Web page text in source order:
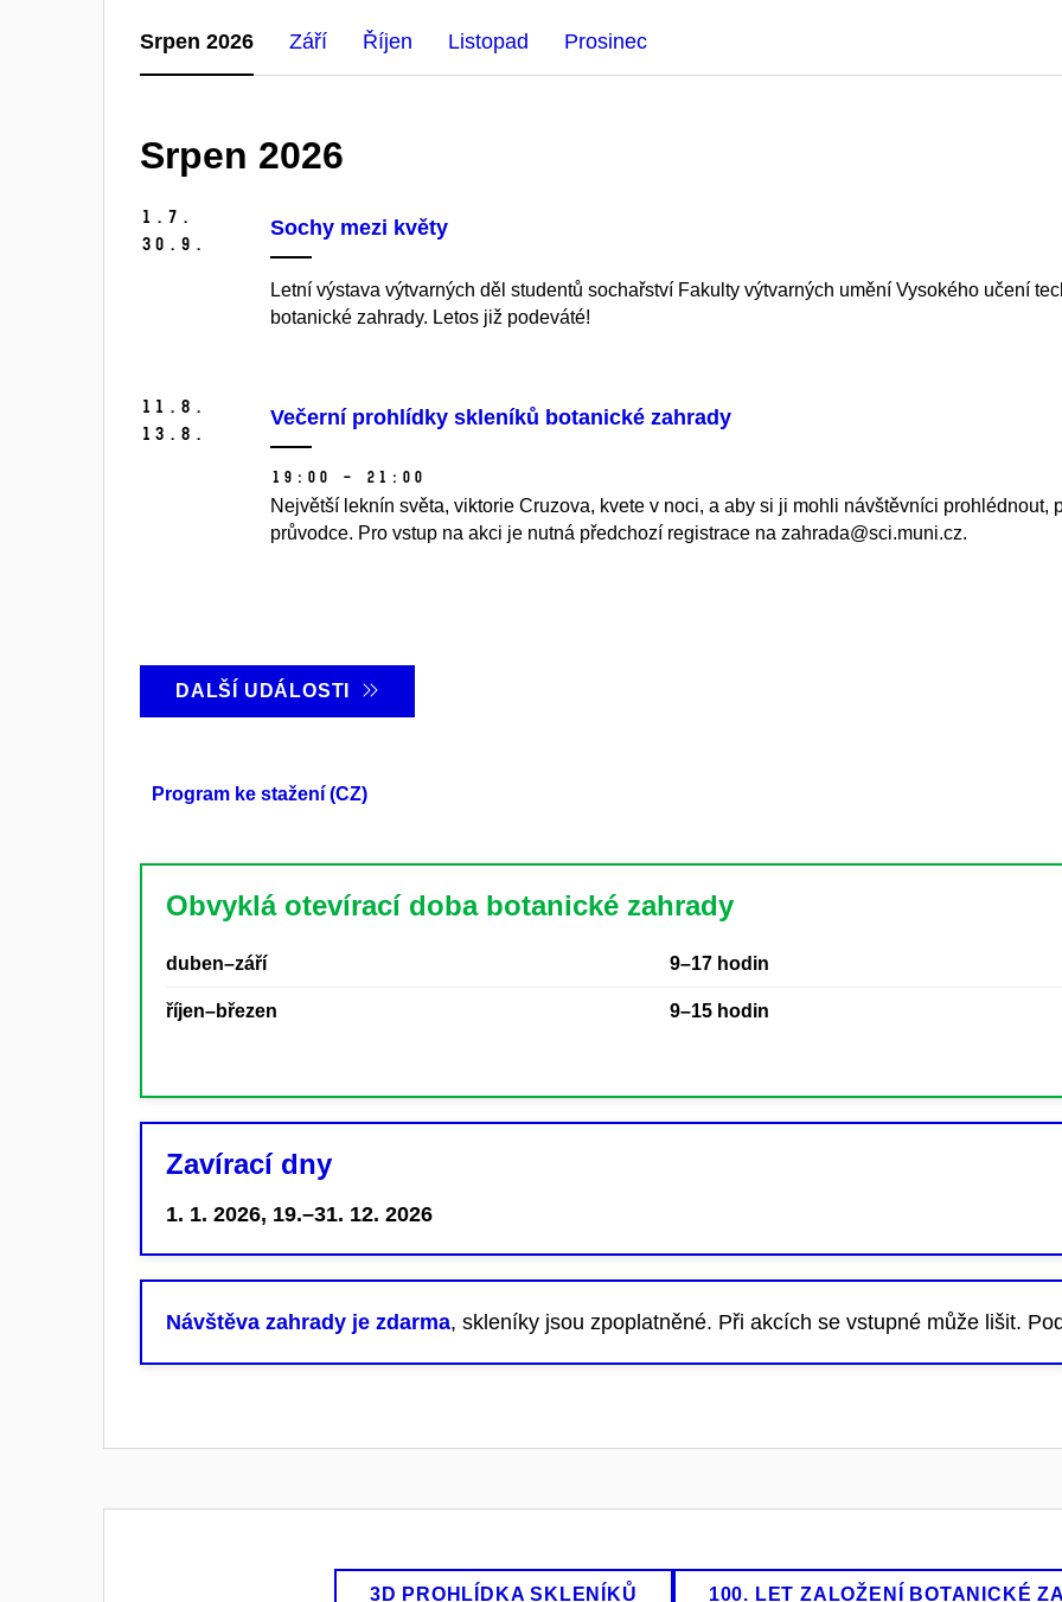
Srpen 2026 Září Říjen Listopad Prosinec
Srpen 2026
1. 7.
30. 9.
Sochy mezi květy
Letní výstava výtvarných děl studentů sochařství Fakulty výtvarných umění Vysokého učení
botanické zahrady. Letos již podeváté!
11. 8.
13. 8.
Večerní prohlídky skleníků botanické zahrady
19:00 – 21:00
Největší leknín světa, viktorie Cruzova, kvete v noci, a aby si ji mohli návštěvníci prohlédnout,
průvodce. Pro vstup na akci je nutná předchozí registrace na zahrada@sci.muni.cz.
DALŠÍ UDÁLOSTI
Program ke stažení (CZ)
Obvyklá otevírací doba botanické zahrady
duben–září 9–17 hodin
říjen–březen 9–15 hodin
Zavírací dny
1. 1. 2026, 19.–31. 12. 2026
Návštěva zahrady je zdarma, skleníky jsou zpoplatněné. Při akcích se vstupné může lišit.
3D PROHLÍDKA SKLENÍKŮ 100. LET ZALOŽENÍ BOTANICKÉ